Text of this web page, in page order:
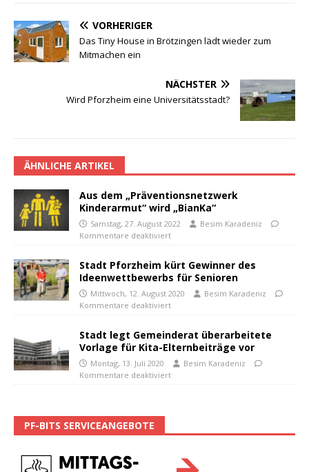
VORHERIGER
Das Tiny House in Brötzingen lädt wieder zum
Mitmachen ein
NÄCHSTER
Wird Pforzheim eine Universitätsstadt?
ÄHNLICHE ARTIKEL
Aus dem „Präventionsnetzwerk
Kinderarmut“ wird „BianKa“
Samstag, 27. August 2022
Besim Karadeniz
Kommentare deaktiviert
Stadt Pforzheim kürt Gewinner des
Ideenwettbewerbs für Senioren
Mittwoch, 12. August 2020
Besim Karadeniz
Kommentare deaktiviert
Stadt legt Gemeinderat überarbeitete
Vorlage für Kita-Elternbeiträge vor
Montag, 13. Juli 2020
Besim Karadeniz
Kommentare deaktiviert
PF-BITS SERVICEANGEBOTE